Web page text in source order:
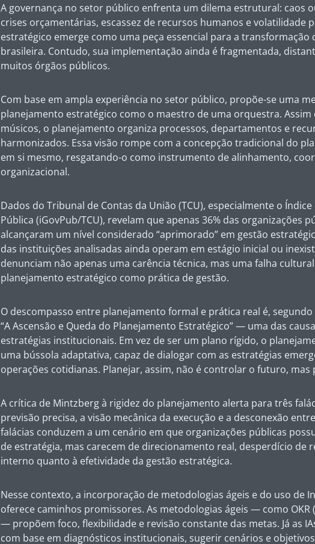
A governança no setor público enfrenta um dilema estrutural: caos
crises orçamentárias, escassez de recursos humanos e volatilidade
estratégico emerge como uma peça essencial para a
brasileira. Contudo, sua implementação ainda é fragmentada,
muitos órgãos públicos.
Com base em ampla experiência no setor público, propõe-se uma
planejamento estratégico como o maestro de uma orquestra.
músicos, o planejamento organiza processos, departamentos e
harmonizados. Essa visão rompe com a concepção tradicional do
em si mesmo, resgatando-o como instrumento de alinhamento,
organizacional.
Dados do Tribunal de Contas da União (TCU), especialmente o
Pública (iGovPub/TCU), revelam que apenas 36% das organizações
alcançaram um nível considerado “aprimorado” em gestão
das instituições analisadas ainda operam em estágio inicial ou
denunciam não apenas uma carência técnica, mas uma falha
planejamento estratégico como prática de gestão.
O descompasso entre planejamento formal e prática real é,
“A Ascensão e Queda do Planejamento Estratégico” — uma das
estratégias institucionais. Em vez de ser um plano rígido, o
uma bússola adaptativa, capaz de dialogar com as estratégias
operações cotidianas. Planejar, assim, não é controlar o futuro, mas
A crítica de Mintzberg à rigidez do planejamento alerta para três
previsão precisa, a visão mecânica da execução e a desconexão
falácias conduzem a um cenário em que organizações públicas
de estratégia, mas carecem de direcionamento real, desperdício de
interno quanto à efetividade da gestão estratégica.
Nesse contexto, a incorporação de metodologias ágeis e do uso de
oferece caminhos promissores. As metodologias ágeis — como OKR
— propõem foco, flexibilidade e revisão constante das metas. Já as
com base em diagnósticos institucionais, sugerir cenários e